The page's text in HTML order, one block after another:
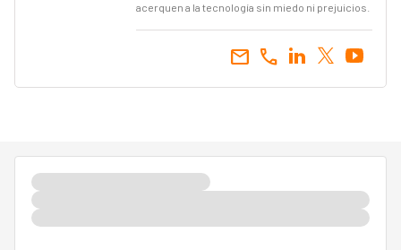
acerquen a la tecnología sin miedo ni prejuicios.
call
email